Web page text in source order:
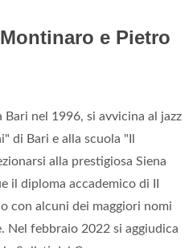
e Pietro
Bari nel 1996, si avvicina al jazz
di Bari e alla scuola "Il
alla prestigiosa Siena
il diploma accademico di II
con alcuni dei maggiori nomi
Nel febbraio 2022 si aggiudica